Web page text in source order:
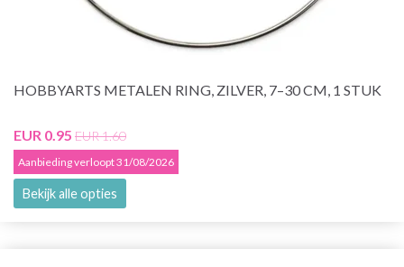
HOBBYARTS METALEN RING, ZILVER, 7–30 CM, 1 STUK
EUR 0.95 EUR 1.60
Aanbieding verloopt 31/08/2026
Bekijk alle opties